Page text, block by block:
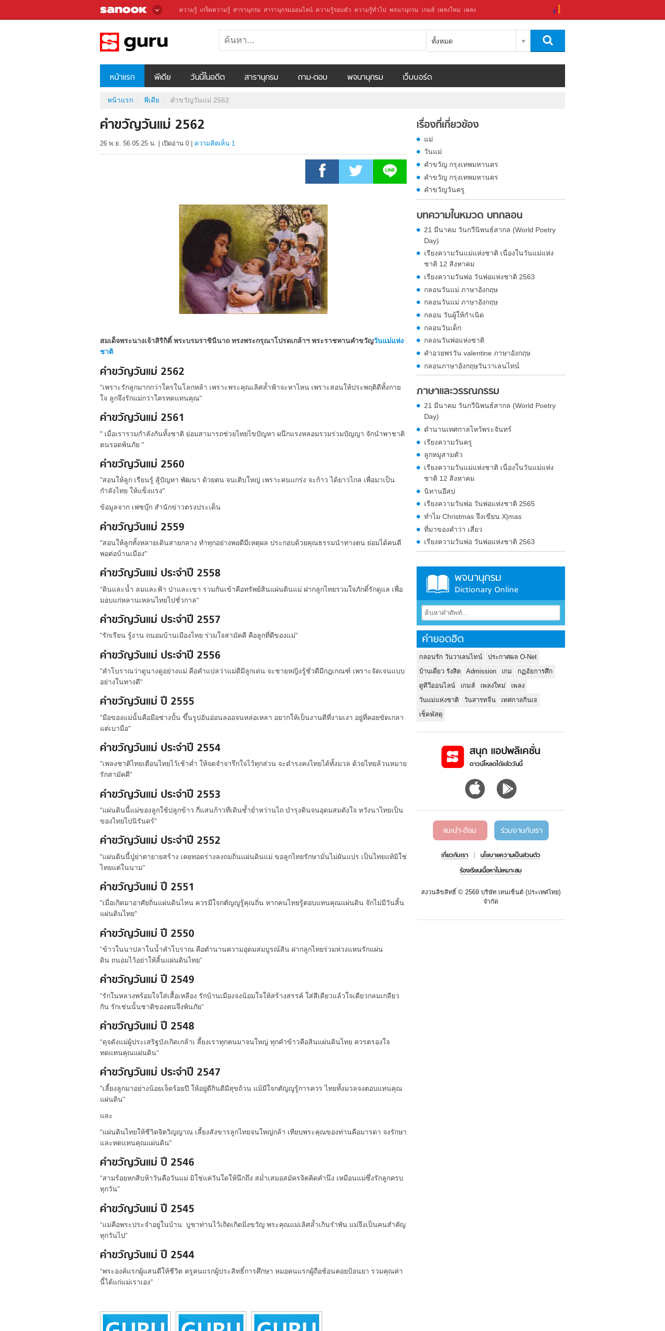
ความรู้ เกร็ดความรู้ สารานุกรม สารานุกรมออนไลน์ ความรู้รอบตัว ความรู้ทั่วไป พจนานุกรม เกมส์ เพลงใหม่ เพลง
ทั้งหมด
หน้าแรก พีเดีย วันนี้ในอดีต สารานุกรม ถาม-ตอบ พจนานุกรม เว็บบอร์ด
หน้าแรก พีเดีย คำขวัญวันแม่ 2562
คำขวัญวันแม่ 2562
26 พ.ย. 56 05.25 น. เปิดอ่าน 0 ความคิดเห็น 1
สมเด็จพระนางเจ้าสิริกิติ์ พระบรมราชินีนาถ ทรงพระกรุณาโปรดเกล้าฯ พระราชทานคำขวัญวันแม่แห่ง
ชาติ
คำขวัญวันแม่ 2562
"เพราะรักลูกมากกว่าใครในโลกหล้า เพราะพระคุณเลิศล้ำฟ้าจะหาไหน เพราะสอนให้ประพฤติดีทั้งกาย
ใจ ลูกจึงรักแม่กว่าใครทดแทนคุณ"
คำขวัญวันแม่ 2561
" เมื่อเรารวมกำลังกันทั้งชาติ ย่อมสามารถช่วยไทยไขปัญหา ผนึกแรงหลอมรวมร่วมปัญญา จักนำพาชาติ
ตนรอดพ้นภัย "
คำขวัญวันแม่ 2560
"สอนให้ลูก เรียนรู้ สู้ปัญหา พัฒนา ด้วยตน จนเติบใหญ่ เพราะคนแกร่ง จะก้าว ได้ยาวไกล เพื่อมาเป็น
กำลังไทย ให้แข็งแรง"
ข้อมูลจาก เฟซบุ๊ก สำนักข่าวตรงประเด็น
คำขวัญวันแม่ 2559
"สอนให้ลูกทั้งหลายเดินสายกลาง ทำทุกอย่างพอดีมีเหตุผล ประกอบด้วยคุณธรรมนำทางตน ย่อมได้คนดี
พอต่อบ้านเมือง"
คำขวัญวันแม่ ประจำปี 2558
"ดินและน้ำ ลมและฟ้า ป่าและเขา รวมกันเข้าคือทรัพย์สินแผ่นดินแม่ ฝากลูกไทยรวมใจภักดิ์รักดูแล เพื่อ
มอบแก่หลานเหลนไทยไปชั่วกาล"
คำขวัญวันแม่ ประจำปี 2557
"รักเรียน รู้งาน ถนอมบ้านเมืองไทย ร่วมใจสามัคคี คือลูกที่ดีของแม่"
คำขวัญวันแม่ ประจำปี 2556
"คำโบราณว่าดูนางดูอย่างแม่ คือคำแปลว่าแม่ดีมีลูกเด่น จะชายหญิงรู้ชั่วดีมีกฎเกณฑ์ เพราะจัดเจนแบบ
อย่างในทางดี"
คำขวัญวันแม่ ปี 2555
"มือของแม่นั้นคือมือช่างปั้น ขึ้นรูปอันอ่อนลออจนหล่อเหลา อยากให้เป็นงานดีที่งามเงา อยู่ที่คอยขัดเกลา
แต่เบามือ"
คำขวัญวันแม่ ประจำปี 2554
"เพลงชาติไทยเตือนไทยไว้เช้าค่ำ ให้จดจำจารึกใจไว้ทุกส่วน จะดำรงคงไทยได้ทั้งมวล ด้วยไทยล้วนหมาย
รักสามัคคี"
คำขวัญวันแม่ ประจำปี 2553
"แผ่นดินนี้แม่ของลูกใช้ปลูกข้าว กี่แสนก้าวที่เดินซ้ำย่ำหว่านไถ บำรุงดินจนอุดมสมดังใจ หวังนาไทยเป็น
ของไทยไปนิรันดร์"
คำขวัญวันแม่ ประจำปี 2552
"แผ่นดินนี้ปู่ย่าตายายสร้าง เคยทอดร่างลงถมถิ่นแผ่นดินแม่ ขอลูกไทยรักษามั่นไม่ผันแปร เป็นไทยแท้มิใช่
ไทยแต่ในนาม"
คำขวัญวันแม่ ปี 2551
"เมื่อเกิดมาอาศัยถิ่นแผ่นดินไหน ควรมีใจกตัญญูรู้คุณถิ่น หากคนไทยรู้ตอบแทนคุณแผ่นดิน จักไม่มีวันสิ้น
แผ่นดินไทย"
คำขวัญวันแม่ ปี 2550
“ข้าวในนาปลาในน้ำคำโบราณ คือตำนานความอุดมสมบูรณ์สิน ฝากลูกไทยร่วมห่วงแหนรักแผ่น
ดิน ถนอมไว้อย่าให้สิ้นแผ่นดินไทย”
คำขวัญวันแม่ ปี 2549
“รักในหลวงพร้อมใจใส่เสื้อเหลือง รักบ้านเมืองจงน้อมใจให้สร้างสรรค์ ใส่สีเดียวแล้วใจเดียวกลมเกลียว
กัน รักเช่นนั้นชาติของตนจึงพ้นภัย”
คำขวัญวันแม่ ปี 2548
“ดุจดังแม่ผู้ประเสริฐบังเกิดเกล้าเ ลี้ยงเราทุกคนมาจนใหญ่ ทุกคำข้าวคือสินแผ่นดินไทย ควรตรองใจ
ทดแทนคุณแผ่นดิน”
คำขวัญวันแม่ ประจำปี 2547
"เลี้ยงลูกมาอย่างน้อยเจ็ดร้อยปี ให้อยู่ดีกินดีมีสุขถ้วน แม้มีใจกตัญญูรู้การควร ไทยทั้งมวลจงตอบแทนคุณ
แผ่นดิน"
และ
"แผ่นดินไทยให้ชีวิตจิตวิญญาณ เลี้ยงสังขารลูกไทยจนใหญ่กล้า เทียบพระคุณของท่านคือมารดา จงรักษา
และทดแทนคุณแผ่นดิน"
คำขวัญวันแม่ ปี 2546
“สามร้อยหกสิบห้าวันคือวันแม่ มิใช่แค่วันใดให้นึกถึง สม่ำเสมอสมัครจิตคิดคำนึง เหมือนแม่ซึ่งรักลูกครบ
ทุกวัน”
คำขวัญวันแม่ ปี 2545
“แม่คือพระประจำอยู่ในบ้าน บูชาท่านไว้เถิดเกิดมิ่งขวัญ พระคุณแม่เลิศล้ำเกินรำพัน แม่จึงเป็นคนสำคัญ
ทุกวันไป”
คำขวัญวันแม่ ปี 2544
“พระองค์แรกผู้แสนดีให้ชีวิต ครูคนแรกผู้ประสิทธิ์การศึกษา หมอคนแรกผู้ถือช้อนคอยป้อนยา รวมคุณค่า
นี้ได้แก่แม่เราเอง”
เรื่องที่เกี่ยวข้อง
แม่
วันแม่
คำขวัญ กรุงเทพมหานคร
คำขวัญ กรุงเทพมหานคร
คำขวัญวันครู
บทความในหมวด บทกลอน
21 มีนาคม วันกวีนิพนธ์สากล (World Poetry
Day)
เรียงความวันแม่แห่งชาติ เนื่องในวันแม่แห่ง
ชาติ 12 สิงหาคม
เรียงความวันพ่อ วันพ่อแห่งชาติ 2563
กลอนวันแม่ ภาษาอังกฤษ
กลอนวันแม่ ภาษาอังกฤษ
กลอน วันผู้ให้กำเนิด
กลอนวันเด็ก
กลอนวันพ่อแห่งชาติ
คำอวยพรวัน valentine ภาษาอังกฤษ
กลอนภาษาอังกฤษวันวาเลนไทน์
ภาษาและวรรณกรรม
21 มีนาคม วันกวีนิพนธ์สากล (World Poetry
Day)
ตำนานเทศกาลไหว้พระจันทร์
เรียงความวันครู
ลูกหมูสามตัว
เรียงความวันแม่แห่งชาติ เนื่องในวันแม่แห่ง
ชาติ 12 สิงหาคม
นิทานอีสป
เรียงความวันพ่อ วันพ่อแห่งชาติ 2565
ทำไม Christmas จึงเขียน X|mas
ที่มาของคำว่า เสี่ยว
เรียงความวันพ่อ วันพ่อแห่งชาติ 2563
พจนานุกรม
Dictionary Online
คำยอดฮิต
กลอนรัก วันวาเลนไทน์
ประกาศผล O-Net
บ้านเดี่ยว รังสิต
Admission เกม
กฏอัยการศึก
ดูทีวีออนไลน์
เกมส์ เพลงใหม่
เพลง
วันแม่แห่งชาติ
วันสารทจีน
เทศกาลกินเจ
เช็คพัสดุ
สนุก แอปพลิเคชั่น
ดาวน์โหลดได้แล้ววันนี้
แนะนำ-ติชม ร่วมงานกับเรา
เกี่ยวกับเรา
นโยบายความเป็นส่วนตัว
ร้องเรียนเนื้อหาไม่เหมาะสม
สงวนลิขสิทธิ์ © 2569 บริษัท เทนเซ็นต์ (ประเทศไทย)
จำกัด